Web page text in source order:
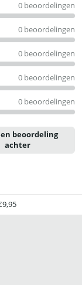
0 beoordelingen
0 beoordelingen
0 beoordelingen
0 beoordelingen
0 beoordelingen
beoordeling
achter